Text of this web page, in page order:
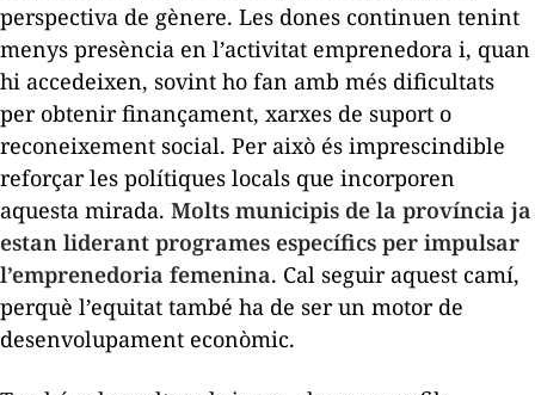
perspectiva de gènere. Les dones continuen tenint
menys presència en l’activitat emprenedora i, quan
hi accedeixen, sovint ho fan amb més dificultats
per obtenir finançament, xarxes de suport o
reconeixement social. Per això és imprescindible
reforçar les polítiques locals que incorporen
aquesta mirada. Molts municipis de la província ja
estan liderant programes específics per impulsar
l’emprenedoria femenina. Cal seguir aquest camí,
perquè l’equitat també ha de ser un motor de
desenvolupament econòmic.